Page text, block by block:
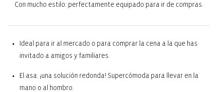
Con mucho estilo: perfectamente equipado para ir de compras.
Ideal para ir al mercado o para comprar la cena a la que has
invitado a amigos y familiares.
El asa: ¡una solución redonda! Supercómoda para llevar en la
mano o al hombro.